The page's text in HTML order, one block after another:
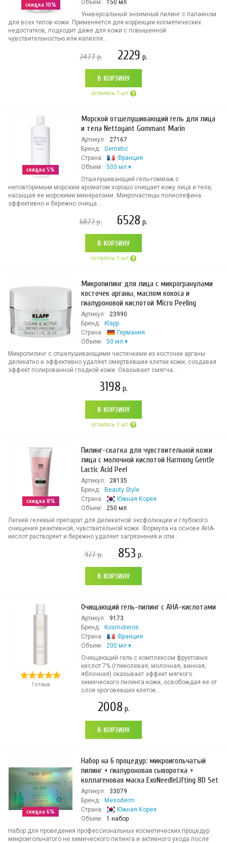
скидка 10% Объем:
150 мл
Универсальный энзимный пилинг с папаином
для всех типов кожи. Применяется для коррекции косметических
недостатков, подходит даже для кожи с повышенной
чувствительностью или капилля...
2477р. 2229 р.
В КОРЗИНУ
осталось 1 шт
скидка 5%
Морской отшелушивающий гель для лица
и тела Nettoyant Gommant Marin
Артикул:
27167
Бренд:
Gernetic
Страна:
Франция
Объем:
500 мл
Отшелушивающий гель-гоммаж с
неповторимым морским ароматом хорошо очищает кожу лица и тела,
насыщая ее морскими минералами. Микрочастицы полиолефина
эффективно и бережно очища...
6872р. 6528 р.
В КОРЗИНУ
осталось 1 шт
Микропилинг для лица с микрогранулами
косточек арганы, маслом кокоса и
гиалуроновой кислотой Micro Peeling
Артикул:
23990
Бренд:
Klapp
Страна:
Германия
Объем:
50 мл
Микропилинг с отшелушивающими частичками из косточек арганы
деликатно и эффективно удаляет омертвевшие клетки кожи, создавая
эффект полированной гладкой кожи. Оказывает смягча...
3198 р.
В КОРЗИНУ
осталось 1 шт
скидка 8%
Пилинг-скатка для чувствительной кожи
лица с молочной кислотой Harmony Gentle
Lactic Acid Peel
Артикул:
28135
Бренд:
Beauty Style
Страна:
Южная Корея
Объем:
250 мл
Легкий гелевый препарат для деликатной эксфолиации и глубокого
очищения реактивной, чувствительной кожи. Формула на основе АНА-
кислот растворяет и бережно удаляет загрязнения и отм...
927р. 853 р.
В КОРЗИНУ
1 отзыв
Очищающий гель-пилинг с АНА-кислотами
Артикул:
9173
Бренд:
Kosmoteros
Страна:
Франция
Объем:
200 мл
Очищающий гель с комплексом фруктовых
кислот 7% (гликолевая, молочная, винная,
яблочная) оказывает эффект мягкого
химического пилинга кожи, освобождая ее от
слоя ороговевших клеток...
2008 р.
В КОРЗИНУ
скидка 6%
Набор на 6 процедур: микроигольчатый
пилинг + гиалуроновая сыворотка +
коллагеновая маска ExoNeedleLifting 8D Set
Артикул:
33079
Бренд:
Mesoderm
Страна:
Южная Корея
Объем:
1 набор
Набор для проведения профессиональных косметических процедур
микроигольчатого не химического пилинга и активного ухода после